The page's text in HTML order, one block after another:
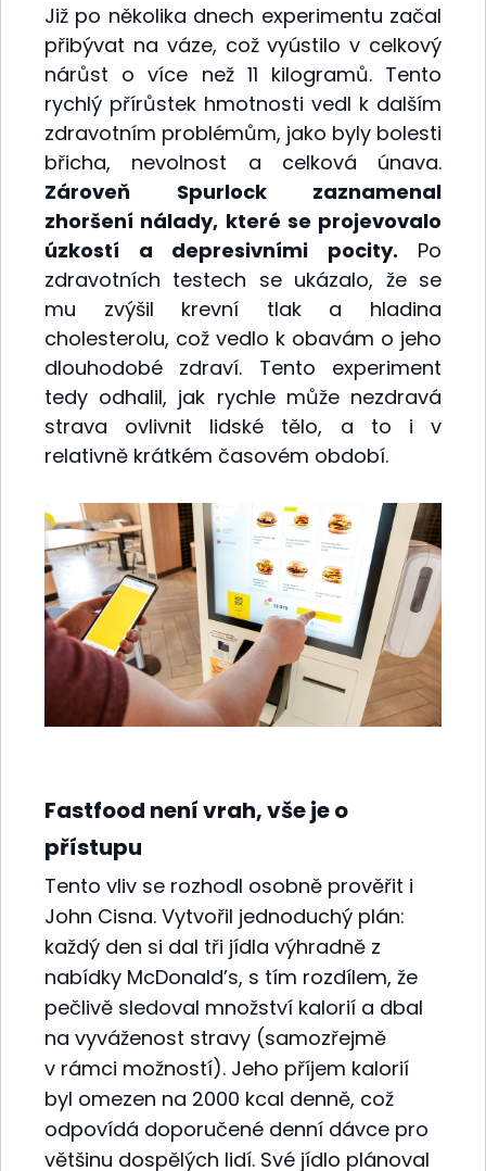
Již po několika dnech experimentu začal
přibývat na váze, což vyústilo v celkový
nárůst o více než 11 kilogramů. Tento
rychlý přírůstek hmotnosti vedl k dalším
zdravotním problémům, jako byly bolesti
břicha, nevolnost a celková únava.
Zároveň Spurlock zaznamenal
zhoršení nálady, které se projevovalo
úzkostí a depresivními pocity. Po
zdravotních testech se ukázalo, že se
mu zvýšil krevní tlak a hladina
cholesterolu, což vedlo k obavám o jeho
dlouhodobé zdraví. Tento experiment
tedy odhalil, jak rychle může nezdravá
strava ovlivnit lidské tělo, a to i v
relativně krátkém časovém období.
Fastfood není vrah, vše je o
přístupu
Tento vliv se rozhodl osobně prověřit i
John Cisna. Vytvořil jednoduchý plán:
každý den si dal tři jídla výhradně z
nabídky McDonald’s, s tím rozdílem, že
pečlivě sledoval množství kalorií a dbal
na vyváženost stravy (samozřejmě
v rámci možností). Jeho příjem kalorií
byl omezen na 2000 kcal denně, což
odpovídá doporučené denní dávce pro
většinu dospělých lidí. Své jídlo plánoval